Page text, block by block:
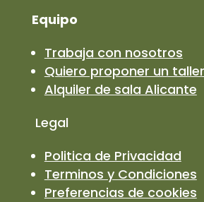
Equipo
Trabaja con nosotros
Quiero proponer un taller
Alquiler de sala Alicante
Legal
Politica de Privacidad
Terminos y Condiciones
Preferencias de cookies